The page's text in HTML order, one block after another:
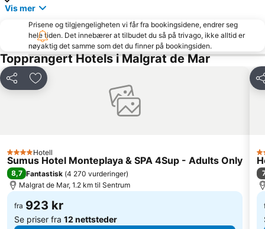
Hispania
Port Mataró
Granollers Sentralstasjon
Barri Vell
La Fosca
Playa del Coco
Can Claris
Circuit de l'aigua termal
Vis mer
Prisene og tilgjengeligheten vi får fra bookingsidene, endrer seg
hele tiden. Det innebærer at tilbudet du så på trivago, ikke alltid er
nøyaktig det samme som det du finner på bookingsiden.
Topprangert Hotels i Malgrat de Mar
Del Legg til i favoritter
4 Stjerner
Hotell
Sumus Hotel Monteplaya & SPA 4Sup - Adults Only
8,7 Fantastisk (4 270 vurderinger)
Malgrat de Mar, 1.2 km til Sentrum
fra 923 kr
Se priser fra 12 nettsteder
3